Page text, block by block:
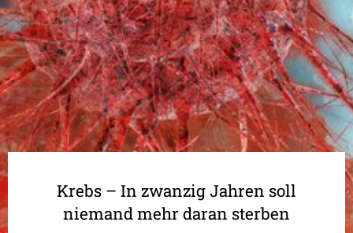
Krebs – In zwanzig Jahren soll
niemand mehr daran sterben